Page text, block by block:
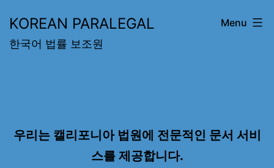
to
content
KOREAN PARALEGAL
한국어 법률 보조원
Menu
우리는 캘리포니아 법원에 전문적인 문서 서비
스를 제공합니다.